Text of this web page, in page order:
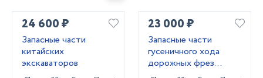
24 600 ₽
Запасные части
китайских
экскаваторов
23 000 ₽
Запасные части
гусеничного хода
дорожных фрез
Caterpillar PM620